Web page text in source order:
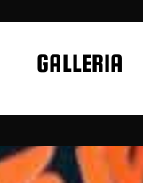
GALLERIA